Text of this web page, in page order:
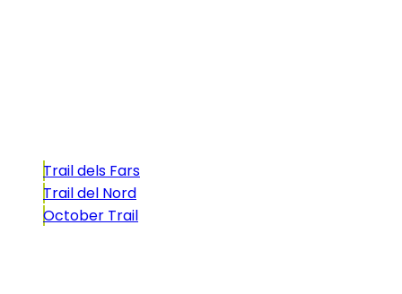
Trail dels Fars
Trail del Nord
October Trail